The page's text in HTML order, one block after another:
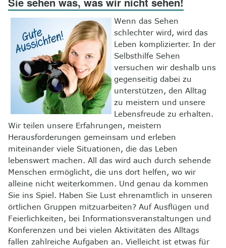
8
Kontakt
Wenn das Sehen
schlechter wird, wird das
Leben komplizierter. In der
Selbsthilfe Sehen
versuchen wir deshalb uns
gegenseitig dabei zu
unterstützen, den Alltag
zu meistern und unsere
Lebensfreude zu erhalten.
Wir teilen unsere Erfahrungen, meistern
Herausforderungen gemeinsam und erleben
miteinander viele Situationen, die das Leben
lebenswert machen. All das wird auch durch sehende
Menschen ermöglicht, die uns dort helfen, wo wir
alleine nicht weiterkommen. Und genau da kommen
Sie ins Spiel. Haben Sie Lust ehrenamtlich in unseren
örtlichen Gruppen mitzuarbeiten? Auf Ausflügen und
Feierlichkeiten, bei Informationsveranstaltungen und
Konferenzen und bei vielen Aktivitäten des Alltags
fallen zahlreiche Aufgaben an. Vielleicht ist etwas für